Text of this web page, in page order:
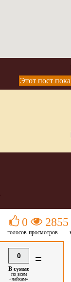
Этот пост
0
голосов
2855
просмотров
0
В сумме
по всем
«лайкам»
=